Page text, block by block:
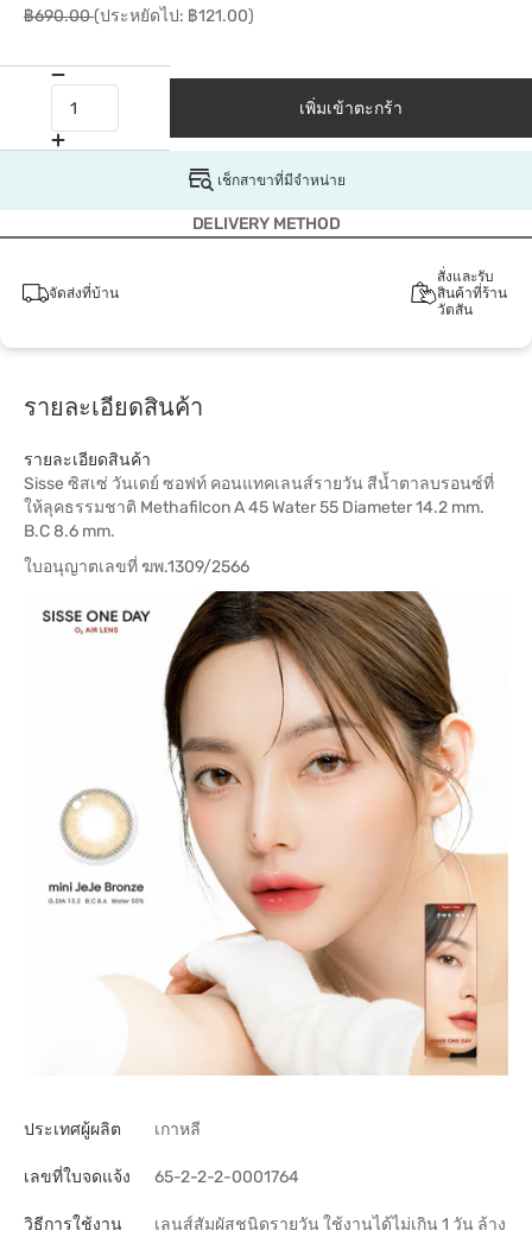
฿690.00(ประหยัดไป: ฿121.00)
เพิ่มเข้าตะกร้า
เช็กสาขาที่มีจำหน่าย
DELIVERY METHOD
จัดส่งที่บ้าน
สั่งและรับ
สินค้าที่ร้าน
วัตสัน
รายละเอียดสินค้า
รายละเอียดสินค้า
Sisse ซิสเซ่ วันเดย์ ซอฟท์ คอนแทคเลนส์รายวัน สีน้ำตาลบรอนซ์ที่
ให้ลุคธรรมชาติ Methafilcon A 45 Water 55 Diameter 14.2 mm.
B.C 8.6 mm.
ใบอนุญาตเลขที่ ฆพ.1309/2566
ประเทศผู้ผลิต เกาหลี
เลขที่ใบจดแจ้ง 65-2-2-2-0001764
วิธีการใช้งาน
เลนส์สัมผัสชนิดรายวัน ใช้งานได้ไม่เกิน 1 วัน ล้าง